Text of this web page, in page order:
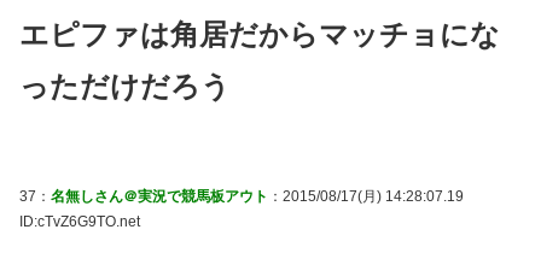
エピファは角居だからマッチョにな
っただけだろう
37： 名無しさん＠実況で競馬板アウト ：2015/08/17(月) 14:28:07.19
ID:cTvZ6G9TO.net